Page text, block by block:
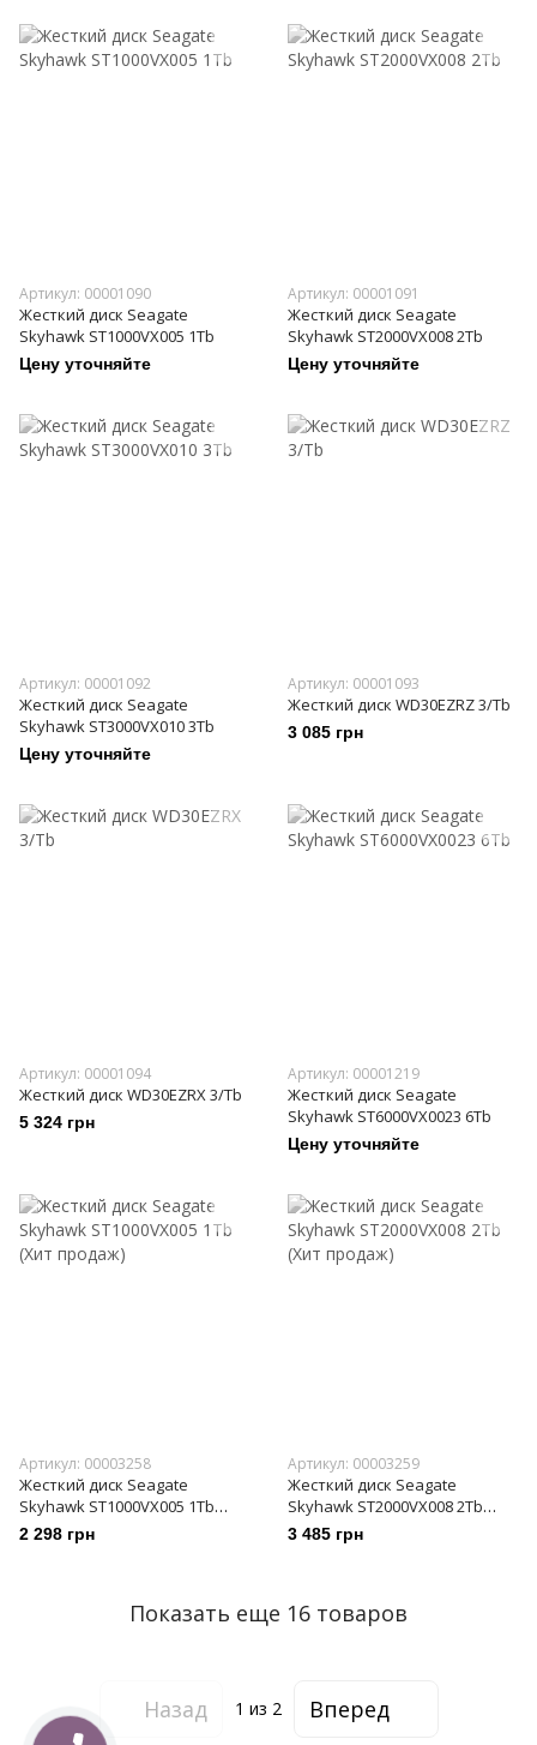
Артикул: 00001090
Жесткий диск Seagate
Skyhawk ST1000VX005 1Tb
Цену уточняйте
Артикул: 00001091
Жесткий диск Seagate
Skyhawk ST2000VX008 2Tb
Цену уточняйте
Артикул: 00001092
Жесткий диск Seagate
Skyhawk ST3000VX010 3Tb
Цену уточняйте
Артикул: 00001093
Жесткий диск WD30EZRZ 3/Tb
3 085 грн
Артикул: 00001094
Жесткий диск WD30EZRX 3/Tb
5 324 грн
Артикул: 00001219
Жесткий диск Seagate
Skyhawk ST6000VX0023 6Tb
Цену уточняйте
Артикул: 00003258
Жесткий диск Seagate
Skyhawk ST1000VX005 1Tb
(Хит продаж)
2 298 грн
Артикул: 00003259
Жесткий диск Seagate
Skyhawk ST2000VX008 2Tb
(Хит продаж)
3 485 грн
Показать еще 16 товаров
Назад 1 из 2 Вперед